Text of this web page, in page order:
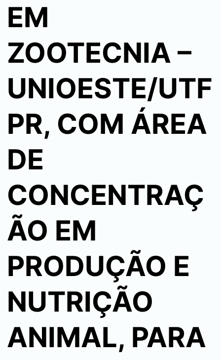
EM
ZOOTECNIA –
UNIOESTE/UTF
PR, COM ÁREA
DE
CONCENTRAÇ
ÃO EM
PRODUÇÃO E
NUTRIÇÃO
ANIMAL, PARA